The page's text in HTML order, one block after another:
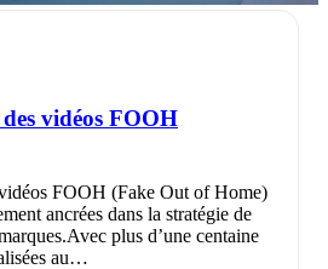
vidéos FOOH
FOOH (Fake Out of Home)
ancrées dans la stratégie de
plus d’une centaine
au…